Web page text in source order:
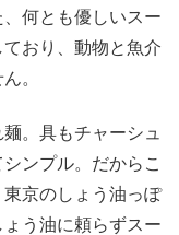
何とも優しいスー
おり、動物と魚介
。
。具もチャーシュ
ンプル。だからこ
京のしょう油っぽ
う油に頼らずスー